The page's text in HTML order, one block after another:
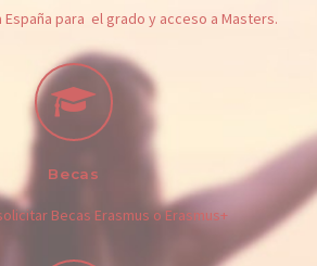
para el grado y acceso a Masters.
Becas
Becas Erasmus o Erasmus+